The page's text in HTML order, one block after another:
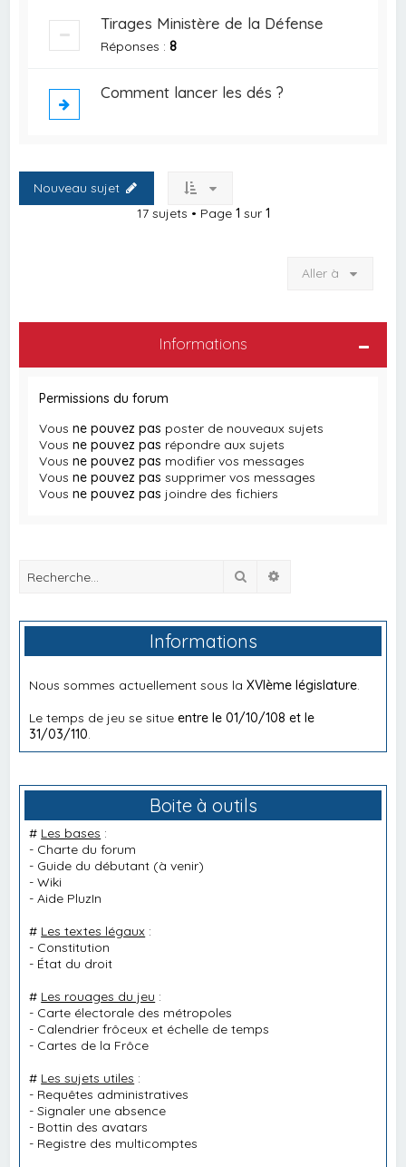
Tirages Ministère de la Défense
Réponses :8
Comment lancer les dés ?
Nouveau sujet
17 sujets • Page 1 sur 1
Aller à
Informations
Permissions du forum
Vousne pouvez pas poster de nouveaux sujets
Vousne pouvez pas répondre aux sujets
Vousne pouvez pas modifier vos messages
Vousne pouvez pas supprimer vos messages
Vousne pouvez pas joindre des fichiers
Rechercher
Informations
Nous sommes actuellement sous laXVIème législature.
Le temps de jeu se situeentre le 01/10/108 et le
31/03/110.
Boite à outils
# Les bases :
- Charte du forum
- Guide du débutant (à venir)
-Wiki
-Aide PluzIn
# Les textes légaux :
- Constitution
- État du droit
# Les rouages du jeu :
- Carte électorale des métropoles
- Calendrier frôceux et échelle de temps
- Cartes de la Frôce
# Les sujets utiles :
- Requêtes administratives
-Signaler une absence
- Bottin des avatars
- Registre des multicomptes